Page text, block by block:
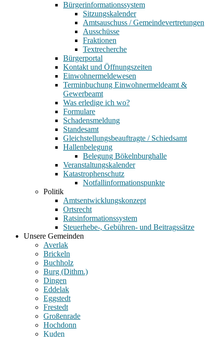
Bürgerinformationssystem
Sitzungskalender
Amtsauschuss / Gemeindevertretungen
Ausschüsse
Fraktionen
Textrecherche
Bürgerportal
Kontakt und Öffnungszeiten
Einwohnermeldewesen
Terminbuchung Einwohnermeldeamt &
Gewerbeamt
Was erledige ich wo?
Formulare
Schadensmeldung
Standesamt
Gleichstellungsbeauftragte / Schiedsamt
Hallenbelegung
Belegung Bökelnburghalle
Veranstaltungskalender
Katastrophenschutz
Notfallinformationspunkte
Politik
Amtsentwicklungskonzept
Ortsrecht
Ratsinformationssystem
Steuerhebe-, Gebühren- und Beitragssätze
Unsere Gemeinden
Averlak
Brickeln
Buchholz
Burg (Dithm.)
Dingen
Eddelak
Eggstedt
Frestedt
Großenrade
Hochdonn
Kuden